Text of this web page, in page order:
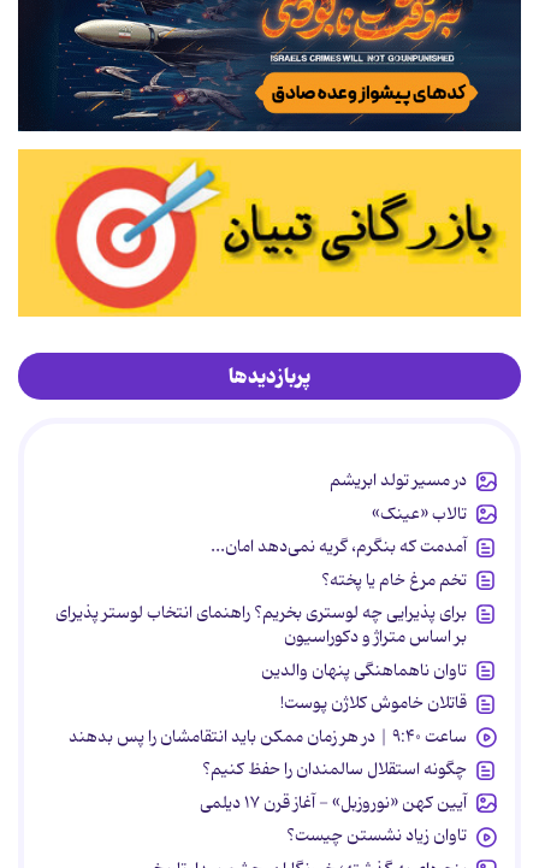
پربازدیدها
در مسیر تولد ابریشم
تالاب «عینک»
آمدمت که بنگرم، گریه نمی‌دهد امان...
تخم مرغ خام یا پخته؟
برای پذیرایی چه لوستری بخریم؟ راهنمای انتخاب لوستر پذیرای
بر اساس متراژ و دکوراسیون
تاوان ناهماهنگی پنهان والدین
قاتلان خاموش کلاژن پوست!
ساعت ۹:۴۰ | در هر زمان ممکن باید انتقامشان را پس بدهند
چگونه استقلال سالمندان را حفظ کنیم؟
آیین کهن «نوروزبل» - آغاز قرن ۱۷ دیلمی
تاوان زیاد نشستن چیست؟